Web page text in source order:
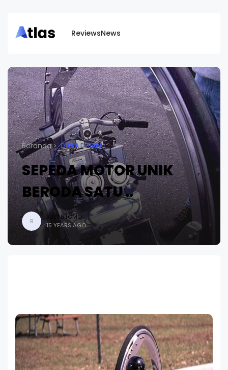
ReviewsNews
Beranda DUNIA DESAIN
SEPEDA MOTOR UNIK
BERODA SATU ..
B
BUDI UTOMO
15 YEARS AGO